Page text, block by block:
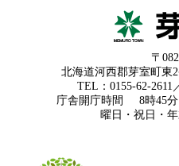
〒
北海道河西郡芽室町
TEL：0155-62-2611
庁舎開庁時間
8時45
曜日・祝日・年